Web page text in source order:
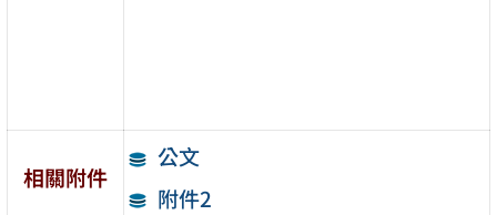
相關附件
公文
附件2